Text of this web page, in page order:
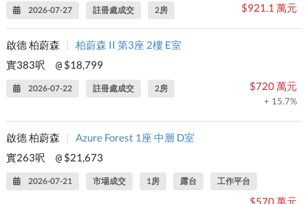
2026-07-27 註冊處成交 2房 $921.1 萬元
啟德 柏蔚森 |
柏蔚森 II 第3座 2樓 E室
實383呎
@ $18,799
2026-07-22 註冊處成交 2房 $720 萬元
+ 15.7%
啟德 柏蔚森 |
Azure Forest 1座 中層 D室
實263呎
@ $21,673
2026-07-21 市場成交 1房 露台 工作平台
$570 萬元